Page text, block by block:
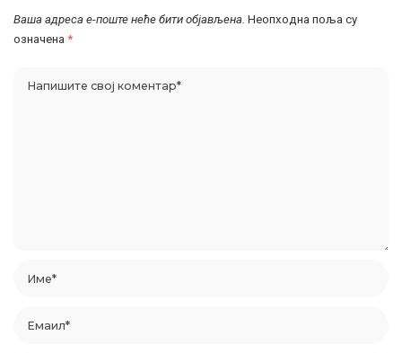
Ваша адреса е-поште неће бити објављена. Неопходна поља су
означена *